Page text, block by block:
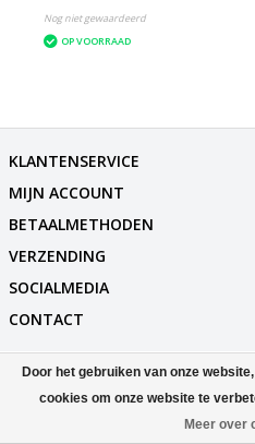
Nog niet gewaardeerd
OP VOORRAAD
KLANTENSERVICE
MIJN ACCOUNT
BETAALMETHODEN
VERZENDING
SOCIALMEDIA
CONTACT
© Copyright 2026 Best Deals
All rights
Door het gebruiken van onze
cookies om onze website te
Meer over